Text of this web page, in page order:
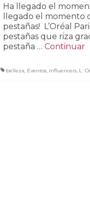
Ha llegado el
llegado el momento
pestañas! L’Oréal
pestañas que riza
pestaña … Continuar
belleza, Eventos, influencers,